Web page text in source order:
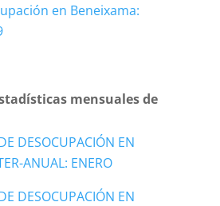
en Beneixama:
mensuales de
DESOCUPACIÓN EN
ANUAL: ENERO
DESOCUPACIÓN EN